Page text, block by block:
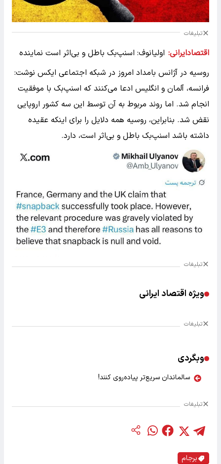
تبلیغات
اقتصادایرانی: اولیانوف: اسنپ‌بک باطل و بی‌اثر است نماینده
روسیه در آژانس بامداد امروز در شبکه اجتماعی ایکس نوشت:
فرانسه، آلمان و انگلیس ادعا می‌کنند که اسنپ‌بک با موفقیت
انجام شد. اما روند مربوط به آن توسط این سه کشور اروپایی
نقض شد. بنابراین، روسیه همه دلایل را برای اینکه عقیده
داشته باشد اسنپ‌بک باطل و بی‌اثر است، دارد.
تبلیغات
ویژه اقتصاد ایرانی
تبلیغات
وبگردی
سالماندان سریع‌تر پیاده‌روی کنند!
تبلیغات
برجام